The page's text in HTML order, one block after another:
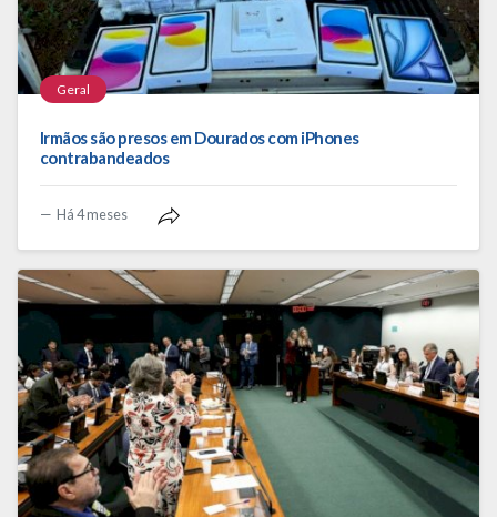
Geral
Irmãos são presos em Dourados com iPhones
contrabandeados
Há 4 meses